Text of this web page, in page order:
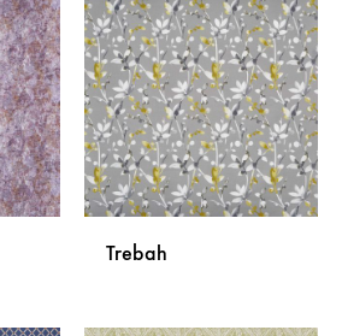
NA
LISTU
ŽELJA
NA
LISTU
ŽELJA
Trebah